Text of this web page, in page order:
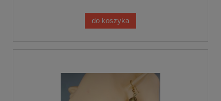
do koszyka